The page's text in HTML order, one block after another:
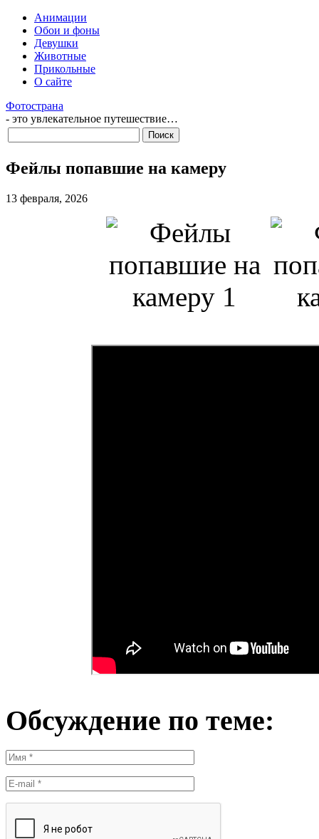
Анимации
Обои и фоны
Девушки
Животные
Прикольные
О сайте
Фотострана
- это увлекательное путешествие…
Фейлы попавшие на камеру
13 февраля, 2026
Обсуждение по теме: